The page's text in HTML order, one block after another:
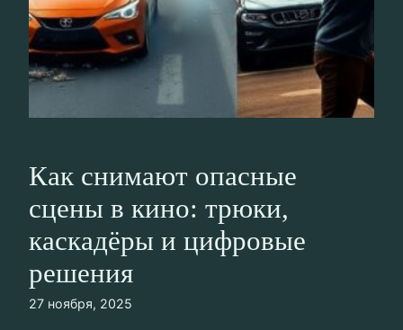
Как снимают опасные
сцены в кино: трюки,
каскадёры и цифровые
решения
27 ноября, 2025